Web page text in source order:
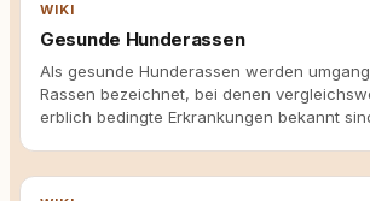
WIKI
Gesunde Hunderassen
Als gesunde Hunderassen werden
Rassen bezeichnet, bei denen
erblich bedingte Erkrankungen bekannt